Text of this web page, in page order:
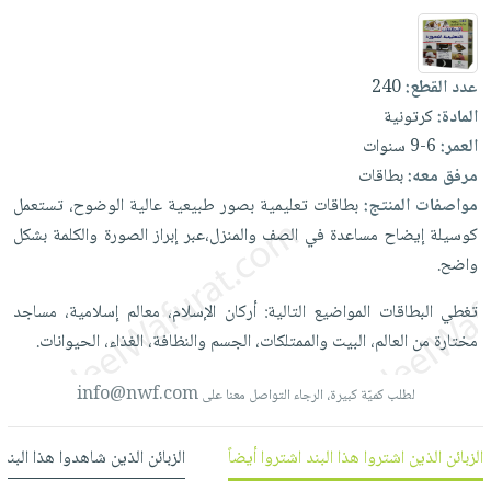
العناية
بالأسنان
الحمية
والتغذية
أدوات
المائدة
الأوعية
والتخزين
أدوات
المطبخ
الأكثر
مبيعاً
العودة
للمدارس
اكسسوارات
كتب
اكسسوارات
منزلية
ملابس
مطرزات
حلي
بالذات
شحن
مجاني
بنود
مختارة
اشتراكات
كل
الاشتراكات
صندوق
القراءة
iKitab
بلا
حدود
بحث
متقدم
وفرات
سياسة
الشركة
لائحة
الأمنيات
عدد القطع:240
المادة:كرتونية
العمر:6-9 سنوات
مرفق معه:بطاقات
مواصفات المنتج:بطاقات تعليمية بصورطبيعيةعالية الوضوح،تستعمل
كوسيلةإيضاح مساعدة في الصف والمنزل،عبرإبرازالصورة والكلمةبشكل
واضح.
تغطي البطاقات المواضيع التالية:أركان الإسلام، معالمإسلامية، مساجد
مختارة من العالم، البيت والممتلكات، الجسم والنظافة، الغذاء، الحيوانات.
لطلب كميّة كبيرة، الرجاء التواصل معنا علىinfo@nwf.com
الزبائن الذين اشتروا هذا البند اشتروا أيضاً الزبائن الذين شاهدوا هذا